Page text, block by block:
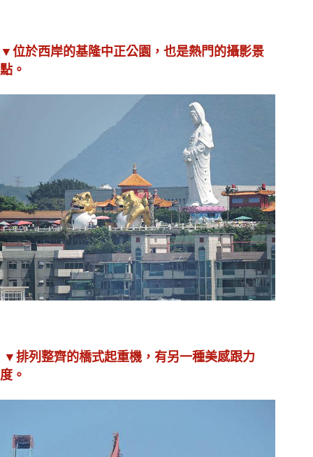
▼位於西岸的基隆中正公園，也是熱門的攝影景
點 。
▼排列整齊的橋式起重機，有另一種美感跟力
度。